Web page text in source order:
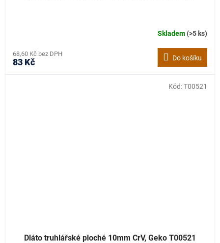
Skladem(>5 ks)
68,60 Kč bez DPH
83 Kč Do košíku
Dláto truhlářské ploché 10mm CrV, Geko T00521
Kód:T00521